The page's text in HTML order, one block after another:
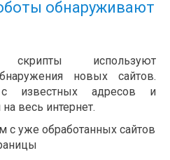
обнаруживают
скрипты используют
новых сайтов.
с известных адресов и
весь интернет.
с уже обработанных сайтов